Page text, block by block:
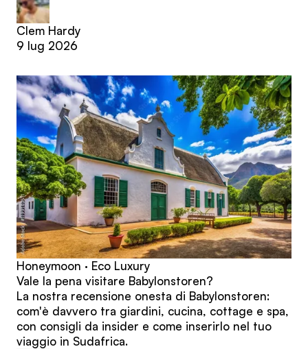
Clem Hardy
9 lug 2026
Honeymoon · Eco Luxury
Vale la pena visitare Babylonstoren?
La nostra recensione onesta di Babylonstoren:
com'è davvero tra giardini, cucina, cottage e spa,
con consigli da insider e come inserirlo nel tuo
viaggio in Sudafrica.